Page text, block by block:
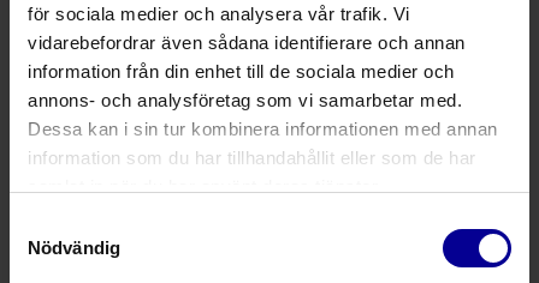
för sociala medier och analysera vår trafik. Vi
vidarebefordrar även sådana identifierare och annan
information från din enhet till de sociala medier och
annons- och analysföretag som vi samarbetar med.
Dessa kan i sin tur kombinera informationen med annan
information som du har tillhandahållit eller som de har
Nödvändig
Set innehållande 1 Pink Pad EXT, 1 draglakan och 1
bröstrem
Pink Pad Extended består av samma patenterade
material som de övriga produkterna i Pink Pad serien
Pink Pad EXT har tryckavlastande egenskaper, håller
tryckskador och hjälper till att bibehålla en optimal